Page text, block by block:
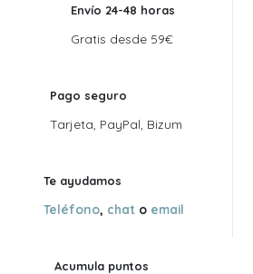
Envío 24-48 horas
Gratis desde 59€
Pago seguro
Tarjeta, PayPal, Bizum
Te ayudamos
Teléfono, chat o email
Acumula puntos